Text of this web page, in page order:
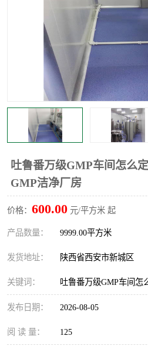
吐鲁番万级GMP车间怎么
GMP洁净厂房
价格： 600.00 元/平方米 起
产品数量： 9999.00平方米
发货地址： 陕西省西安市新城区
关键词： 吐鲁番万级GMP车间怎
发布日期： 2026-08-05
阅 读 量： 125